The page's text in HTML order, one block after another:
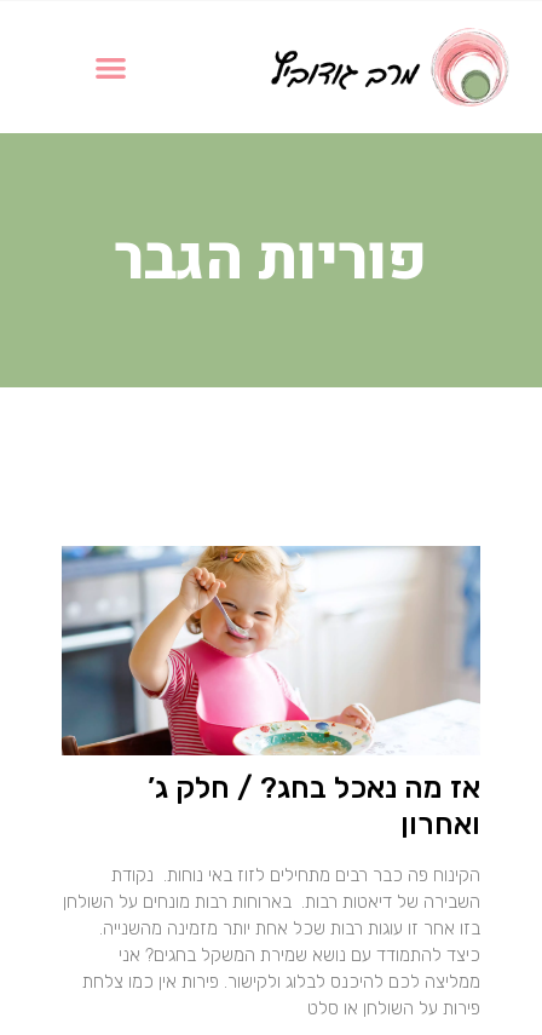
פוריות הגבר
אז מה נאכל בחג? / חלק ג’
ואחרון
הקינוח פה כבר רבים מתחילים לזוז באי נוחות. נקודת
השבירה של דיאטות רבות. בארוחות רבות מונחים על השולחן
בזו אחר זו עוגות רבות שכל אחת יותר מזמינה מהשנייה.
כיצד להתמודד עם נושא שמירת המשקל בחגים? אני
ממליצה לכם להיכנס לבלוג ולקישור. פירות אין כמו צלחת
פירות על השולחן או סלט